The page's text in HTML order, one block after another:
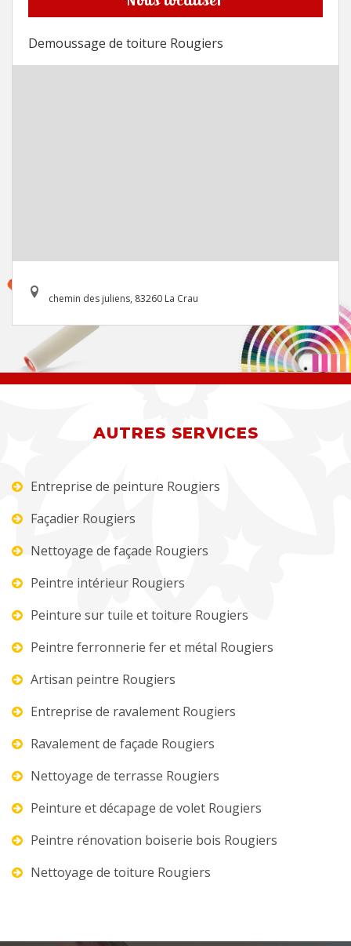
Demoussage de toiture Rougiers
chemin des juliens, 83260 La Crau
AUTRES SERVICES
Entreprise de peinture Rougiers
Façadier Rougiers
Nettoyage de façade Rougiers
Peintre intérieur Rougiers
Peinture sur tuile et toiture Rougiers
Peintre ferronnerie fer et métal Rougiers
Artisan peintre Rougiers
Entreprise de ravalement Rougiers
Ravalement de façade Rougiers
Nettoyage de terrasse Rougiers
Peinture et décapage de volet Rougiers
Peintre rénovation boiserie bois Rougiers
Nettoyage de toiture Rougiers